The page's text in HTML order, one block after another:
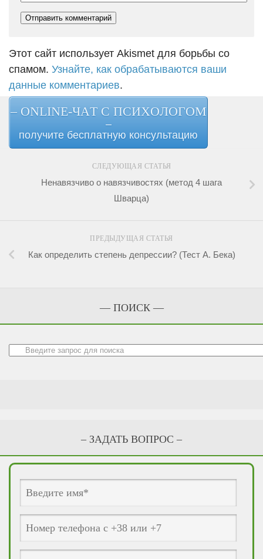
Этот сайт использует Akismet для борьбы со
спамом. Узнайте, как обрабатываются ваши
данные комментариев.
– ONLINE-ЧАТ С ПСИХОЛОГОМ
–
получите бесплатную консультацию
СЛЕДУЮЩАЯ СТАТЬЯ
Ненавязчиво о навязчивостях (метод 4 шага
Шварца)
ПРЕДЫДУЩАЯ СТАТЬЯ
Как определить степень депрессии? (Тест А. Бека)
— ПОИСК —
– ЗАДАТЬ ВОПРОС –